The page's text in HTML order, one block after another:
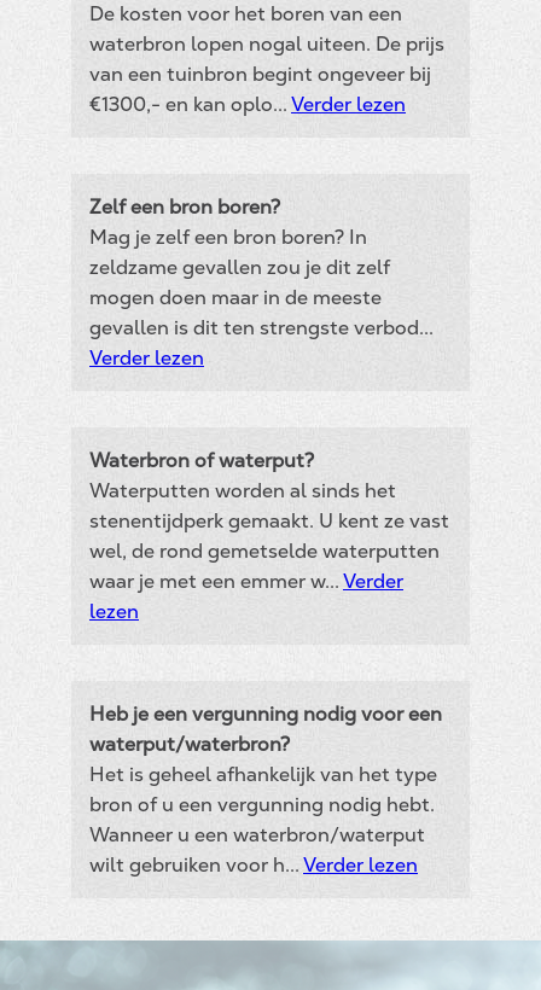
De kosten voor het boren van een
waterbron lopen nogal uiteen. De prijs
van een tuinbron begint ongeveer bij
€1300,- en kan oplo...Verder lezen
Zelf een bron boren?
Mag je zelf een bron boren? In
zeldzame gevallen zou je dit zelf
mogen doen maar in de meeste
gevallen is dit ten strengste verbod...
Verder lezen
Waterbron of waterput?
Waterputten worden al sinds het
stenentijdperk gemaakt. U kent ze vast
wel, de rond gemetselde waterputten
waar je met een emmer w...Verder
lezen
Heb je een vergunning nodig voor een
waterput/waterbron?
Het is geheel afhankelijk van het type
bron of u een vergunning nodig hebt.
Wanneer u een waterbron/waterput
wilt gebruiken voor h...Verder lezen